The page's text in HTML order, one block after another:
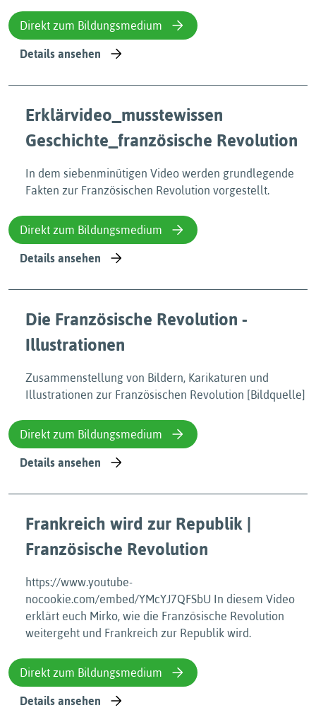
Direkt zum Bildungsmedium
Details ansehen
Erklärvideo_musstewissen
Geschichte_französische Revolution
In dem siebenminütigen Video werden grundlegende
Fakten zur Französischen Revolution vorgestellt.
Direkt zum Bildungsmedium
Details ansehen
Die Französische Revolution -
Illustrationen
Zusammenstellung von Bildern, Karikaturen und
Illustrationen zur Französischen Revolution [Bildquelle]
Direkt zum Bildungsmedium
Details ansehen
Frankreich wird zur Republik |
Französische Revolution
https://www.youtube-
nocookie.com/embed/YMcYJ7QFSbU In diesem Video
erklärt euch Mirko, wie die Französische Revolution
weitergeht und Frankreich zur Republik wird.
Direkt zum Bildungsmedium
Details ansehen